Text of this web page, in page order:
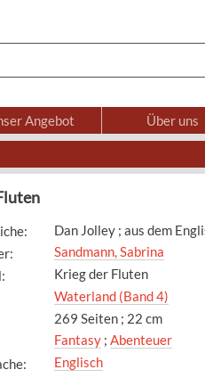
Angebot Über uns
:
Dan Jolley ; aus dem
:
Sandmann, Sabrina
:
Krieg der Fluten
Waterland (Band 4)
269 Seiten ; 22 cm
Fantasy; Abenteuer
: Englisch